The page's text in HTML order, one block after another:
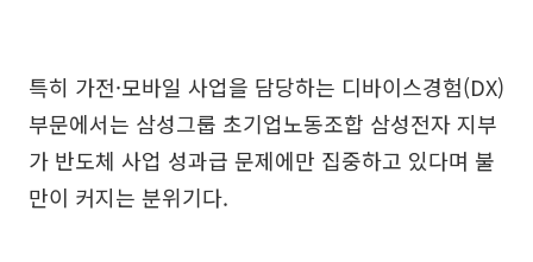
특히 가전·모바일 사업을 담당하는 디바이스경험(DX)
부문에서는 삼성그룹 초기업노동조합 삼성전자 지부
가 반도체 사업 성과급 문제에만 집중하고 있다며 불
만이 커지는 분위기다.